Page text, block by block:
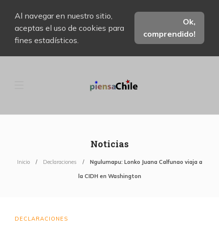
Al navegar en nuestro sitio,
aceptas el uso de cookies para
fines estadísticos.
Ok,
comprendido!
Noticias
Inicio Declaraciones Ngulumapu: Lonko Juana Calfunao viaja a
la CIDH en Washington
DECLARACIONES